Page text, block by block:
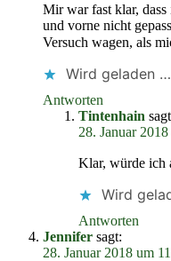
Mir war fast klar,
und vorne nicht
Versuch wagen, als
Wird geladen …
Antworten
Tintenhain
28. Januar
Klar, würde ich
Wird
Antworten
Jennifer sagt:
28. Januar 2018 um